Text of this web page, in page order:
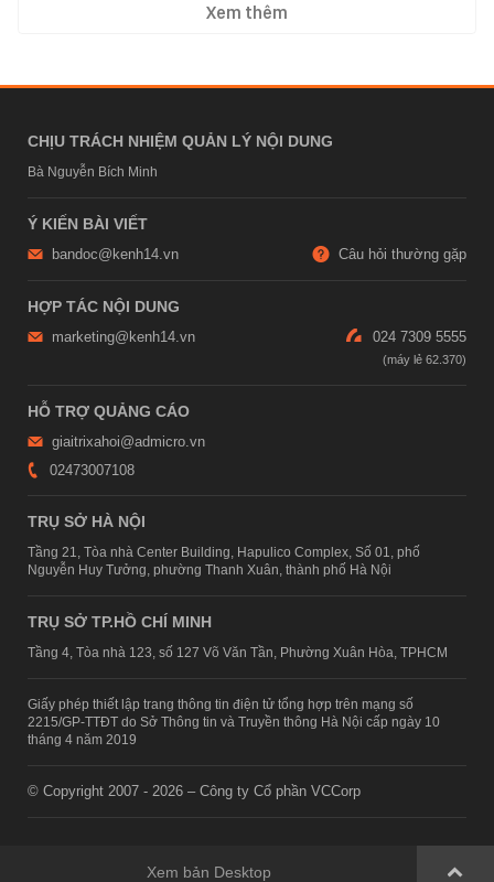
Xem thêm
CHỊU TRÁCH NHIỆM QUẢN LÝ NỘI DUNG
Bà Nguyễn Bích Minh
Ý KIẾN BÀI VIẾT
bandoc@kenh14.vn Câu hỏi thường gặp
HỢP TÁC NỘI DUNG
marketing@kenh14.vn 024 7309 5555
HỖ TRỢ QUẢNG CÁO
giaitrixahoi@admicro.vn
02473007108
TRỤ SỞ HÀ NỘI
Tầng 21, Tòa nhà Center Building, Hapulico Complex, Số 01, phố
Nguyễn Huy Tưởng, phường Thanh Xuân, thành phố Hà Nội
TRỤ SỞ TP.HỒ CHÍ MINH
Tầng 4, Tòa nhà 123, số 127 Võ Văn Tần, Phường Xuân Hòa, TPHCM
Giấy phép thiết lập trang thông tin điện tử tổng hợp trên mạng số
2215/GP-TTĐT do Sở Thông tin và Truyền thông Hà Nội cấp ngày 10
tháng 4 năm 2019
© Copyright 2007 - 2026 – Công ty Cổ phần VCCorp
Xem bản Desktop